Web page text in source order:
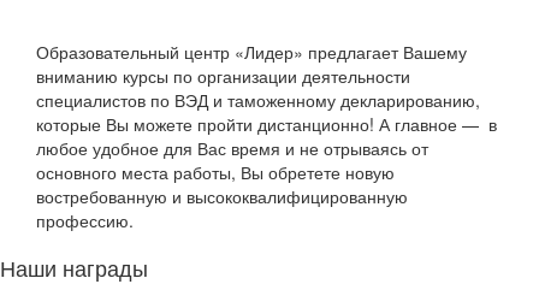
Образовательный центр «Лидер» предлагает Вашему
вниманию курсы по организации деятельности
специалистов по ВЭД и таможенному декларированию,
которые Вы можете пройти дистанционно! А главное — в
любое удобное для Вас время и не отрываясь от
основного места работы, Вы обретете новую
востребованную и высококвалифицированную
профессию.
Наши награды